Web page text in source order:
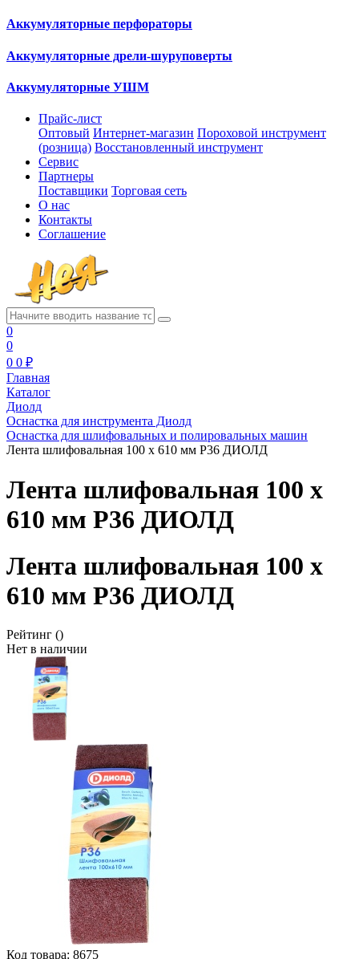
Аккумуляторные перфораторы
Аккумуляторные дрели-шуруповерты
Аккумуляторные УШМ
Прайс-лист
Оптовый Интернет-магазин Пороховой инструмент
(розница) Восстановленный инструмент
Сервис
Партнеры
Поставщики Торговая сеть
О нас
Контакты
Соглашение
0
0
0 0 ₽
Главная
Каталог
Диолд
Оснастка для инструмента Диолд
Оснастка для шлифовальных и полировальных машин
Лента шлифовальная 100 х 610 мм Р36 ДИОЛД
Лента шлифовальная 100 х
610 мм Р36 ДИОЛД
Лента шлифовальная 100 х
610 мм Р36 ДИОЛД
Рейтинг ()
Нет в наличии
Код товара: 8675